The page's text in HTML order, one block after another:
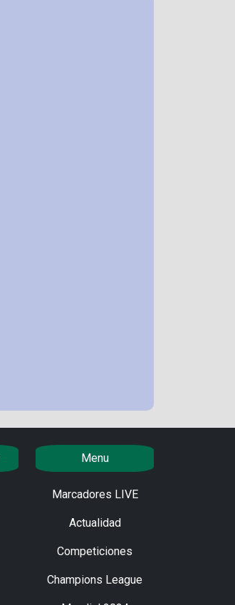
Menu
Marcadores LIVE
Actualidad
Competiciones
Champions League